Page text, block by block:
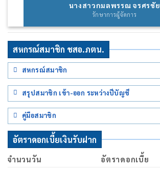
นางสาวกมลพรรณ จรศรชัย
รักษาการผู้จัดการ
สหกรณ์สมาชิก ชสอ.ภตน.
สหกรณ์สมาชิก
สรุปสมาชิก เข้า-ออก ระหว่างปีบัญชี
คู่มือสมาชิก
อัตราดอกเบี้ยเงินรับฝาก
จำนวนวัน
อัตราดอกเบี้ย